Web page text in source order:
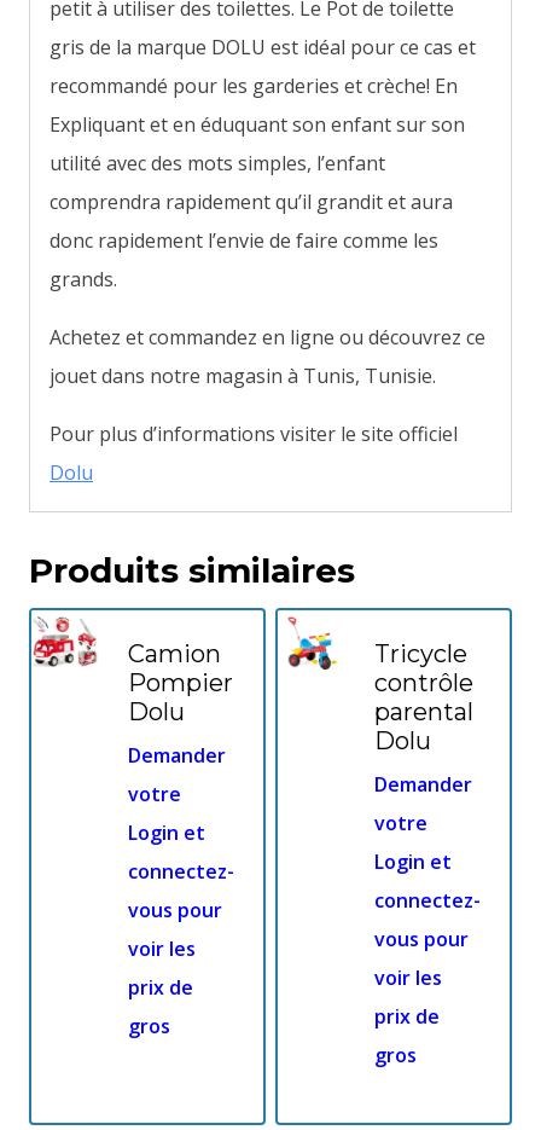
petit à utiliser des toilettes. Le Pot de toilette
gris de la marque DOLU est idéal pour ce cas et
recommandé pour les garderies et crèche! En
Expliquant et en éduquant son enfant sur son
utilité avec des mots simples, l’enfant
comprendra rapidement qu’il grandit et aura
donc rapidement l’envie de faire comme les
grands.
Achetez et commandez en ligne ou découvrez ce
jouet dans notre magasin à Tunis, Tunisie.
Pour plus d’informations visiter le site officiel
Dolu
Produits similaires
Camion
Pompier
Dolu
Demander
votre
Login et
connectez-
vous pour
voir les
prix de
gros
Tricycle
contrôle
parental
Dolu
Demander
votre
Login et
connectez-
vous pour
voir les
prix de
gros